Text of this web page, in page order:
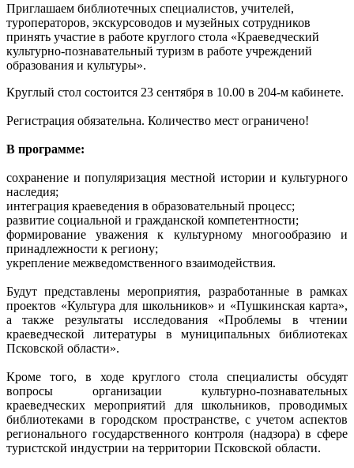
Приглашаем библиотечных специалистов, учителей,
туроператоров, экскурсоводов и музейных сотрудников
принять участие в работе круглого стола «Краеведческий
культурно-познавательный туризм в работе учреждений
образования и культуры».
Круглый стол состоится 23 сентября в 10.00 в 204-м кабинете.
Регистрация обязательна. Количество мест ограничено!
В программе:
сохранение и популяризация местной истории и культурного
наследия;
интеграция краеведения в образовательный процесс;
развитие социальной и гражданской компетентности;
формирование уважения к культурному многообразию и
принадлежности к региону;
укрепление межведомственного взаимодействия.
Будут представлены мероприятия, разработанные в рамках
проектов «Культура для школьников» и «Пушкинская карта»,
а также результаты исследования «Проблемы в чтении
краеведческой литературы в муниципальных библиотеках
Псковской области».
Кроме того, в ходе круглого стола специалисты обсудят
вопросы организации культурно-познавательных
краеведческих мероприятий для школьников, проводимых
библиотеками в городском пространстве, с учетом аспектов
регионального государственного контроля (надзора) в сфере
туристской индустрии на территории Псковской области.